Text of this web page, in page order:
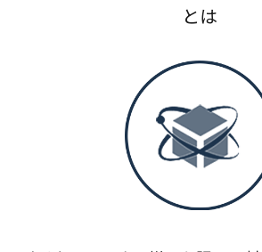
とは